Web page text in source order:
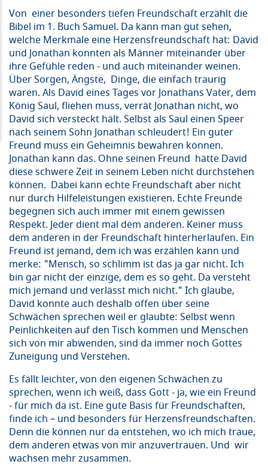
Von einer besonders tiefen Freundschaft erzählt die
Bibel im 1. Buch Samuel. Da kann man gut sehen,
welche Merkmale eine Herzensfreundschaft hat: David
und Jonathan konnten als Männer miteinander über
ihre Gefühle reden - und auch miteinander weinen.
Über Sorgen, Ängste, Dinge, die einfach traurig
waren. Als David eines Tages vor Jonathans Vater, dem
König Saul, fliehen muss, verrät Jonathan nicht, wo
David sich versteckt hält. Selbst als Saul einen Speer
nach seinem Sohn Jonathan schleudert! Ein guter
Freund muss ein Geheimnis bewahren können.
Jonathan kann das. Ohne seinen Freund hätte David
diese schwere Zeit in seinem Leben nicht durchstehen
können. Dabei kann echte Freundschaft aber nicht
nur durch Hilfeleistungen existieren. Echte Freunde
begegnen sich auch immer mit einem gewissen
Respekt. Jeder dient mal dem anderen. Keiner muss
dem anderen in der Freundschaft hinterherlaufen. Ein
Freund ist jemand, dem ich was erzählen kann und
merke: "Mensch, so schlimm ist das ja gar nicht. Ich
bin gar nicht der einzige, dem es so geht. Da versteht
mich jemand und verlässt mich nicht." Ich glaube,
David konnte auch deshalb offen über seine
Schwächen sprechen weil er glaubte: Selbst wenn
Peinlichkeiten auf den Tisch kommen und Menschen
sich von mir abwenden, sind da immer noch Gottes
Zuneigung und Verstehen.
Es fällt leichter, von den eigenen Schwächen zu
sprechen, wenn ich weiß, dass Gott - ja, wie ein Freund
- für mich da ist. Eine gute Basis für Freundschaften,
finde ich – und besonders für Herzensfreundschaften.
Denn die können nur da entstehen, wo ich mich traue,
dem anderen etwas von mir anzuvertrauen. Und wir
wachsen mehr zusammen.